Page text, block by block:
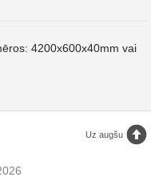
4200x600x40mm vai
Uz augšu